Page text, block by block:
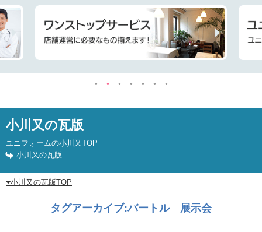
小川又の瓦版
ユニフォームの小川又TOP
小川又の瓦版
小川又の瓦版TOP
タグアーカイブ:バートル 展示会